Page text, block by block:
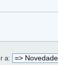
Ir a: